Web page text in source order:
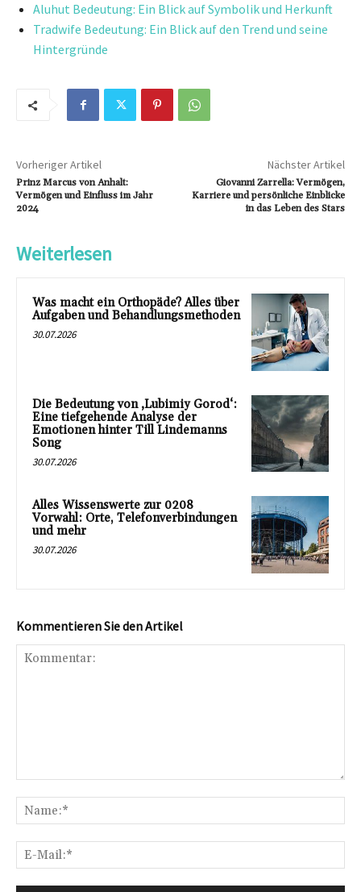
Aluhut Bedeutung: Ein Blick auf Symbolik und Herkunft
Tradwife Bedeutung: Ein Blick auf den Trend und seine
Hintergründe
Vorheriger Artikel
Prinz Marcus von Anhalt:
Vermögen und Einfluss im Jahr
2024
Nächster Artikel
Giovanni Zarrella: Vermögen,
Karriere und persönliche Einblicke
in das Leben des Stars
Weiterlesen
Was macht ein Orthopäde? Alles über
Aufgaben und Behandlungsmethoden
30.07.2026
Die Bedeutung von ‚Lubimiy Gorod‘:
Eine tiefgehende Analyse der
Emotionen hinter Till Lindemanns
Song
30.07.2026
Alles Wissenswerte zur 0208
Vorwahl: Orte, Telefonverbindungen
und mehr
30.07.2026
Kommentieren Sie den Artikel